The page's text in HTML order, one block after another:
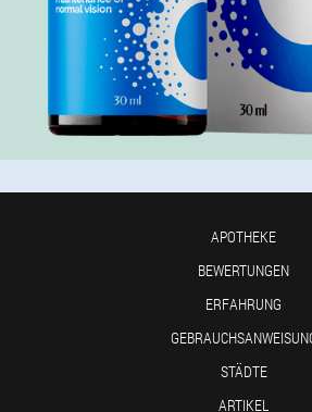
APOTHEKE
BEWERTUNGEN
ERFAHRUNG
STÄDTE
ARTIKEL